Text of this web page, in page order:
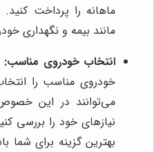
ماهانه را پرداخت
مانند بیمه و نگهداری
انتخاب خودروی مناسب:
خودروی مناسب را
می‌توانند در این
نیازهای خود را بررسی
بهترین گزینه برای شما